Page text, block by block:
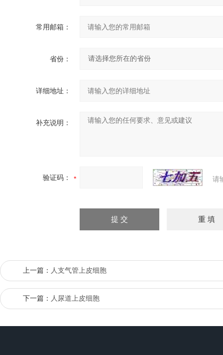
常用邮箱：
省份：
详细地址：
补充说明：
验证码： 请
上一篇： 人支气管上皮细胞
下一篇： 人尿道上皮细胞